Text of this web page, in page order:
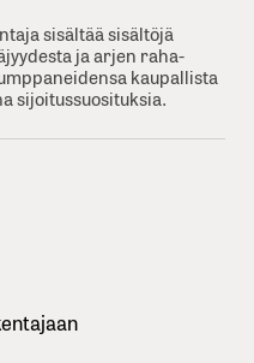
sisältää sisältöjä
ja arjen raha-
kaupallista
sijoitussuosituksia.